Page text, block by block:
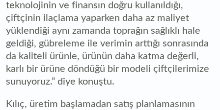
teknolojinin ve finansın doğru kullanıldığı,
çiftçinin ilaçlama yaparken daha az maliyet
yüklendiği aynı zamanda toprağın sağlıklı hale
geldiği, gübreleme ile verimin arttığı sonrasında
da kaliteli ürünle, ürünün daha katma değerli,
karlı bir ürüne döndüğü bir modeli çiftçilerimize
sunuyoruz.” diye konuştu.
Kılıç, üretim başlamadan satış planlamasının